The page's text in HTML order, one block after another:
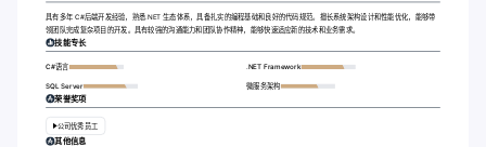
具有多年 C#后端开发经验，熟悉.NET 生态体系，具备扎实的编程基础和良好的代码规范。擅长系统架构设计和性能优化，能够带
领团队完成复杂项目的开发。具有较强的沟通能力和团队协作精神，能够快速适应新的技术和业务需求。
技能专长
C#语言 .NET Framework
SQL Server 微服务架构
荣誉奖项
公司优秀员工
其他信息